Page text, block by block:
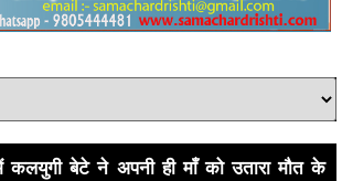
बेटे ने अपनी ही माँ को उतारा मौत के